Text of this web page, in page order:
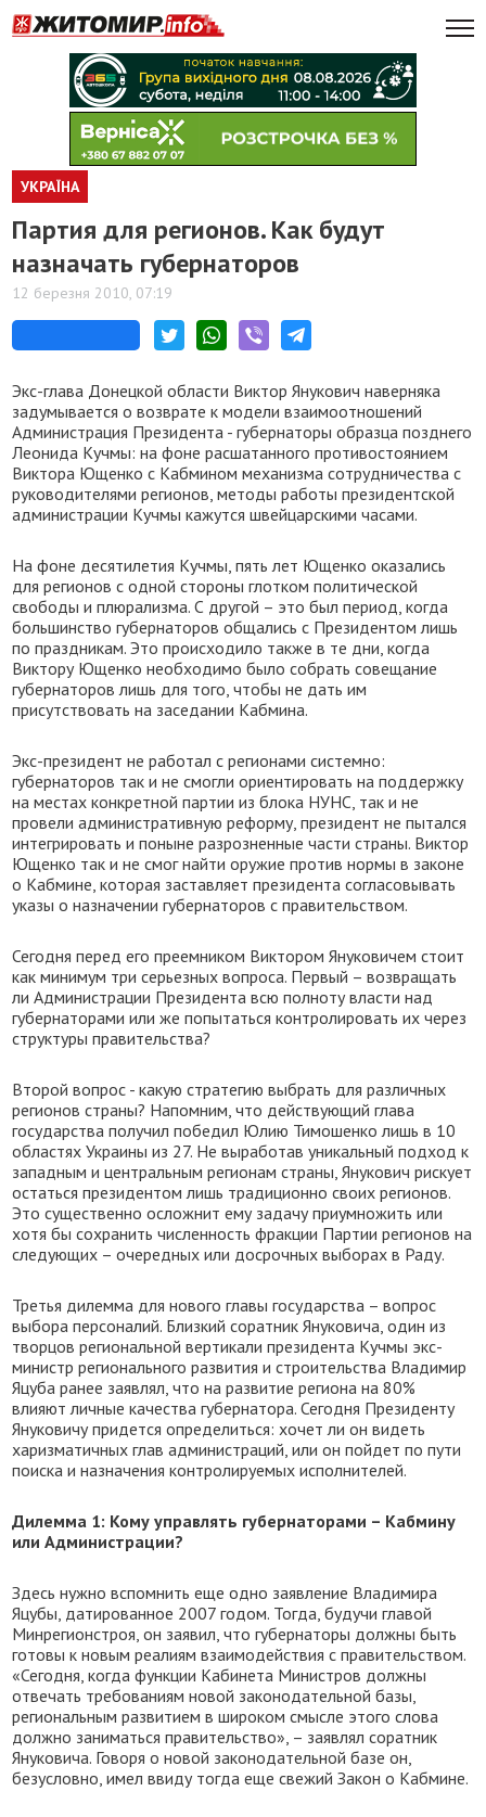
УКРАЇНА
Партия для регионов. Как будут
назначать губернаторов
12 березня 2010, 07:19
Экс-глава Донецкой области Виктор Янукович наверняка
задумывается о возврате к модели взаимоотношений
Администрация Президента - губернаторы образца позднего
Леонида Кучмы: на фоне расшатанного противостоянием
Виктора Ющенко с Кабмином механизма сотрудничества с
руководителями регионов, методы работы президентской
администрации Кучмы кажутся швейцарскими часами.
На фоне десятилетия Кучмы, пять лет Ющенко оказались
для регионов с одной стороны глотком политической
свободы и плюрализма. С другой – это был период, когда
большинство губернаторов общались с Президентом лишь
по праздникам. Это происходило также в те дни, когда
Виктору Ющенко необходимо было собрать совещание
губернаторов лишь для того, чтобы не дать им
присутствовать на заседании Кабмина.
Экс-президент не работал с регионами системно:
губернаторов так и не смогли ориентировать на поддержку
на местах конкретной партии из блока НУНС, так и не
провели административную реформу, президент не пытался
интегрировать и поныне разрозненные части страны. Виктор
Ющенко так и не смог найти оружие против нормы в законе
о Кабмине, которая заставляет президента согласовывать
указы о назначении губернаторов с правительством.
Сегодня перед его преемником Виктором Януковичем стоит
как минимум три серьезных вопроса. Первый – возвращать
ли Администрации Президента всю полноту власти над
губернаторами или же попытаться контролировать их через
структуры правительства?
Второй вопрос - какую стратегию выбрать для различных
регионов страны? Напомним, что действующий глава
государства получил победил Юлию Тимошенко лишь в 10
областях Украины из 27. Не выработав уникальный подход к
западным и центральным регионам страны, Янукович рискует
остаться президентом лишь традиционно своих регионов.
Это существенно осложнит ему задачу приумножить или
хотя бы сохранить численность фракции Партии регионов на
следующих – очередных или досрочных выборах в Раду.
Третья дилемма для нового главы государства – вопрос
выбора персоналий. Близкий соратник Януковича, один из
творцов региональной вертикали президента Кучмы экс-
министр регионального развития и строительства Владимир
Яцуба ранее заявлял, что на развитие региона на 80%
влияют личные качества губернатора. Сегодня Президенту
Януковичу придется определиться: хочет ли он видеть
харизматичных глав администраций, или он пойдет по пути
поиска и назначения контролируемых исполнителей.
Дилемма 1: Кому управлять губернаторами – Кабмину
или Администрации?
Здесь нужно вспомнить еще одно заявление Владимира
Яцубы, датированное 2007 годом. Тогда, будучи главой
Минрегионстроя, он заявил, что губернаторы должны быть
готовы к новым реалиям взаимодействия с правительством.
«Сегодня, когда функции Кабинета Министров должны
отвечать требованиям новой законодательной базы,
региональным развитием в широком смысле этого слова
должно заниматься правительство», – заявлял соратник
Януковича. Говоря о новой законодательной базе он,
безусловно, имел ввиду тогда еще свежий Закон о Кабмине.